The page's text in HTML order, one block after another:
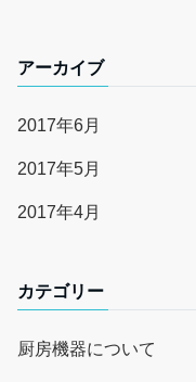
アーカイブ
2017年6月
2017年5月
2017年4月
カテゴリー
厨房機器について